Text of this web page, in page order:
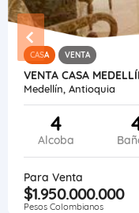
CASA VENTA
VENTA CASA
Medellín, Antioquia
4
Alcoba
Para Venta
$1.950.000.000
Pesos Colombianos